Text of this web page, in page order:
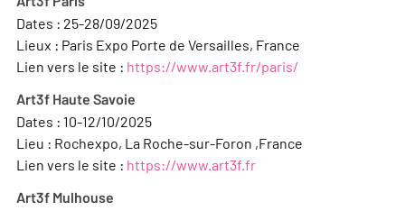
Dates : 25-28/09/2025
Lieux : Paris Expo Porte de Versailles, France
Lien vers le site : https://www.art3f.fr/paris/
Art3f Haute Savoie
Dates : 10-12/10/2025
Lieu : Rochexpo, La Roche-sur-Foron ,France
Lien vers le site : https://www.art3f.fr
Art3f Mulhouse